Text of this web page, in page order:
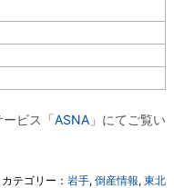
ービス「ASNA 」にてご覧い
カテゴリー：岩手,倒産情報,東北